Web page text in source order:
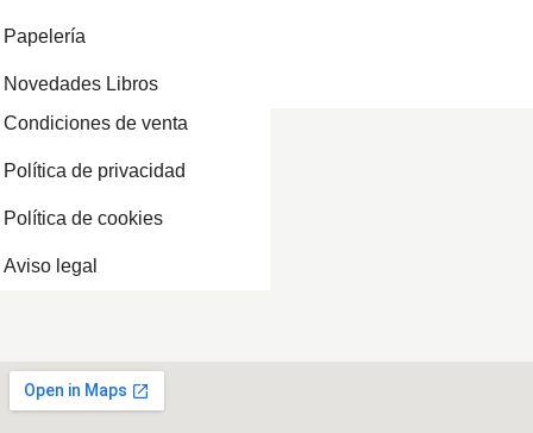
Papelería
Novedades Libros
Condiciones de venta
Política de privacidad
Política de cookies
Aviso legal